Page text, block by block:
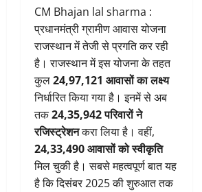
CM Bhajan lal sharma :
प्रधानमंत्री ग्रामीण आवास योजना
राजस्थान में तेजी से प्रगति कर रही
है। राजस्थान में इस योजना के तहत
कुल24,97,121 आवासों का लक्ष्य
निर्धारित किया गया है। इनमें से अब
तक24,35,942 परिवारों ने
रजिस्ट्रेशनकरा लिया है। वहीं,
24,33,490 आवासों को स्वीकृति
मिल चुकी है। सबसे महत्वपूर्ण बात यह
है कि दिसंबर 2025 की शुरुआत तक